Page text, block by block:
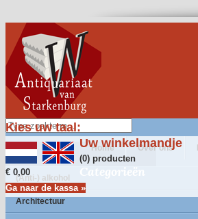
Kies uw taal:
Uw winkelmandje
(0) producten
€ 0,00
Ga naar de kassa »
Home Over ons
Categorieën
(Anti-) alkohol
Architectuur